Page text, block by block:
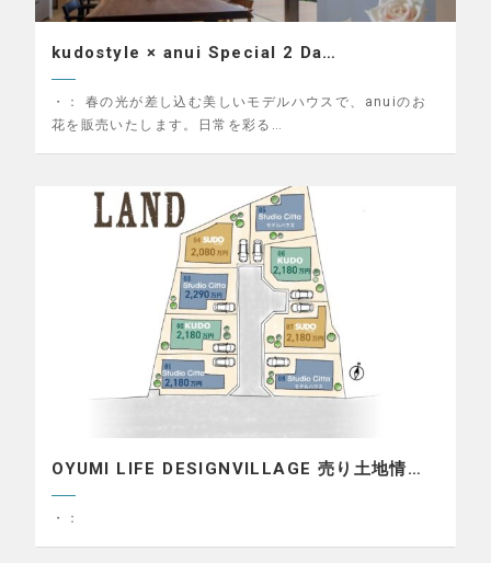
kudostyle × anui Special 2 Da…
・：
春の光が差し込む美しいモデルハウスで、anuiのお
花を販売いたします。日常を彩る…
OYUMI LIFE DESIGNVILLAGE 売り土地情…
・：